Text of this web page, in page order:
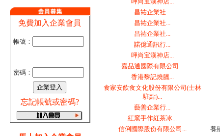
免費加入企業會員
帳號：
密碼：
忘記帳號或密碼?
昌祐企業社...
昌祐企業社...
昌祐企業社...
諾億通訊行...
呷尚宝漢神店...
嘉品通國際有限公司...
香港黎記燒臘...
食家安飲食文化股份有限公司(士林
駐點)...
藝善企業行...
紅窯手作紅茶冰...
信俐國際股份有限公司...
養